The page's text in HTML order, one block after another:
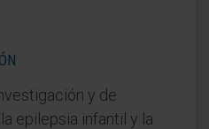
y de
epilepsia infantil y la